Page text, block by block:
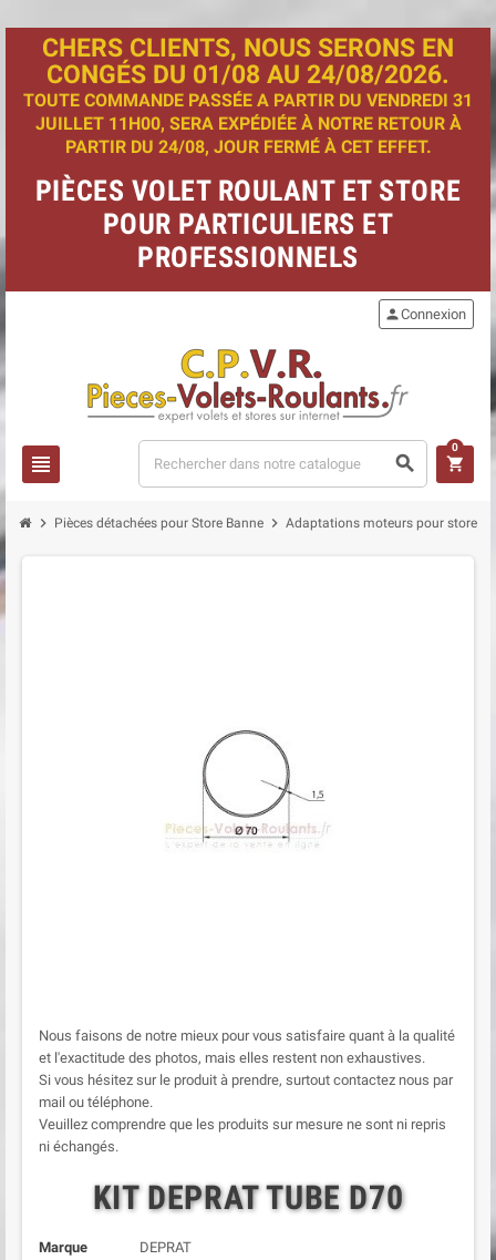
CHERS CLIENTS, NOUS SERONS EN
CONGÉS DU 01/08 AU 24/08/2026.
TOUTE COMMANDE PASSÉE A PARTIR DU VENDREDI 31
JUILLET 11H00, SERA EXPÉDIÉE À NOTRE RETOUR À
PARTIR DU 24/08, JOUR FERMÉ À CET EFFET.
PIÈCES VOLET ROULANT ET STORE
POUR PARTICULIERS ET
PROFESSIONNELS
view_headline search
personConnexion
shopping_cart
0
chevron_right Pièces détachées pour Store Banne chevron_right Adaptations moteurs pour store
Nous faisons de notre mieux pour vous satisfaire quant à la qualité
et l'exactitude des photos, mais elles restent non exhaustives.
Si vous hésitez sur le produit à prendre, surtout contactez nous par
mail ou téléphone.
Veuillez comprendre que les produits sur mesure ne sont ni repris
ni échangés.
KIT DEPRAT TUBE D70
Marque
DEPRAT